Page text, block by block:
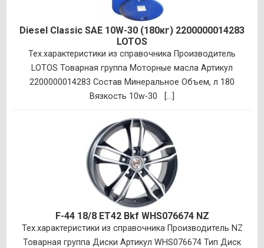
Diesel Classic SAE 10W-30 (180кг) 2200000014283
LOTOS
Тех.характеристики из справочника Производитель
LOTOS Товарная группа Моторные масла Артикул
2200000014283 Состав Минеральное Объем, л 180
Вязкость 10w-30 [...]
F-44 18/8 ET42 Bkf WHS076674 NZ
Тех.характеристики из справочника Производитель NZ
Товарная группа Диски Артикул WHS076674 Тип Диск